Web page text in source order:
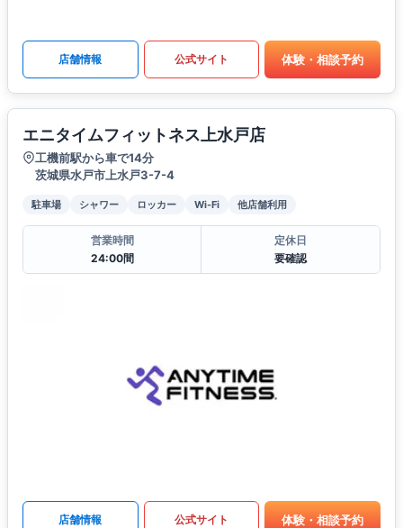
店舗情報 公式サイト 体験・相談予約
エニタイムフィットネス上水戸店
工機前駅から車で14分
茨城県水戸市上水戸3-7-4
駐車場 シャワー ロッカー Wi-Fi 他店舗利用
営業時間
24:00間
定休日
要確認
店舗情報 公式サイト 体験・相談予約